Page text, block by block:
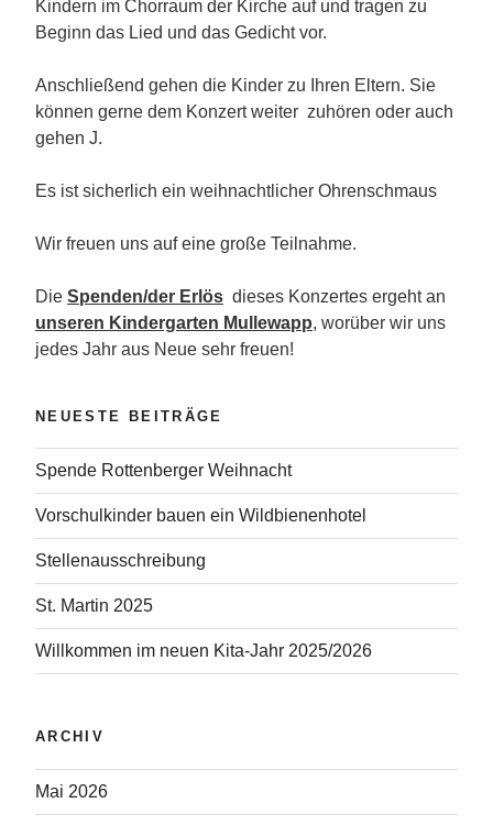
Kindern im Chorraum der Kirche auf und tragen zu
Beginn das Lied und das Gedicht vor.
Anschließend gehen die Kinder zu Ihren Eltern. Sie
können gerne dem Konzert weiter zuhören oder auch
gehen J.
Es ist sicherlich ein weihnachtlicher Ohrenschmaus
Wir freuen uns auf eine große Teilnahme.
Die Spenden/der Erlös dieses Konzertes ergeht an
unseren Kindergarten Mullewapp, worüber wir uns
jedes Jahr aus Neue sehr freuen!
NEUESTE BEITRÄGE
Spende Rottenberger Weihnacht
Vorschulkinder bauen ein Wildbienenhotel
Stellenausschreibung
St. Martin 2025
Willkommen im neuen Kita-Jahr 2025/2026
ARCHIV
Mai 2026